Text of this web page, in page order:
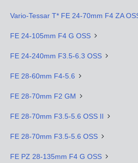
Vario-Tessar T* FE 24-70mm F4 ZA
FE 24-105mm F4 G OSS
FE 24-240mm F3.5-6.3 OSS
FE 28-60mm F4-5.6
FE 28-70mm F2 GM
FE 28-70mm F3.5-5.6 OSS II
FE 28-70mm F3.5-5.6 OSS
FE PZ 28-135mm F4 G OSS